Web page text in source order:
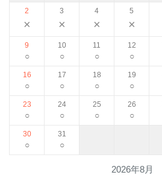
2026年8月
2
×
3
×
4
×
5
×
9
○
10
○
11
○
12
○
16
○
17
○
18
○
19
○
23
○
24
○
25
○
26
○
30
○
31
○